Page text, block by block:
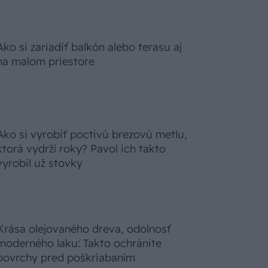
si zariadiť balkón alebo terasu aj
malom priestore
si vyrobiť poctivú brezovú metlu,
vydrží roky? Pavol ich takto
už stovky
olejovaného dreva, odolnosť
laku: Takto ochránite
pred poškriabaním